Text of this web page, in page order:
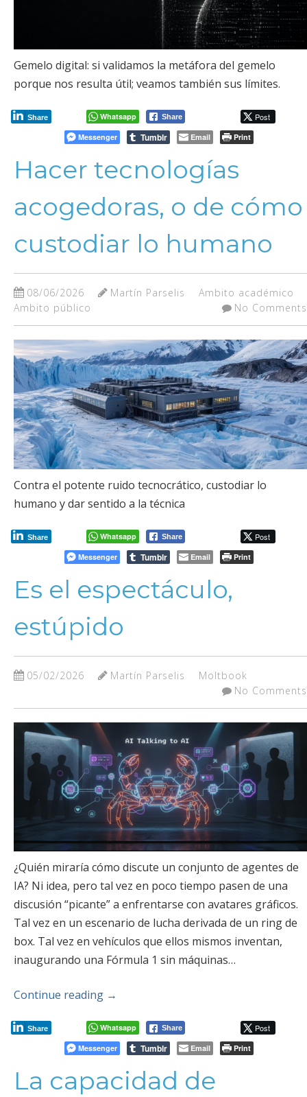
Gemelo digital: si validamos la metáfora del gemelo
porque nos resulta útil; veamos también sus límites.
Whatsapp Share Post
Share
Messenger Tumblr Email Print
Hacer tecnologías
acogedoras, o de cómo
custodiar lo humano
08/06/2026 Martín Parselis
Ambito académico
Ambito público
No Comments
Contra el potente ruido tecnocrático, custodiar lo
humano y dar sentido a la técnica
Whatsapp Share Post
Share
Messenger Tumblr Email Print
Es el espectáculo,
estúpido
05/02/2026 Martín Parselis
Moltbook
No Comments
¿Quién miraría cómo discute un conjunto de agentes de
IA? Ni idea, pero tal vez en poco tiempo pasen de una
discusión “picante” a enfrentarse con avatares gráficos.
Tal vez en un escenario de lucha derivada de un ring de
box. Tal vez en vehículos que ellos mismos inventan,
inaugurando una Fórmula 1 sin máquinas…
Continue reading →
Whatsapp Share Post
Share
Messenger Tumblr Email Print
La capacidad de